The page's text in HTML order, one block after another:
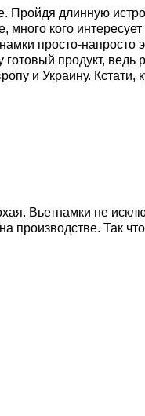
Пройдя длинную
кого
просто-напросто
продукт, ведь
и Украину. Кстати,
Вьетнамки не
производстве. Так